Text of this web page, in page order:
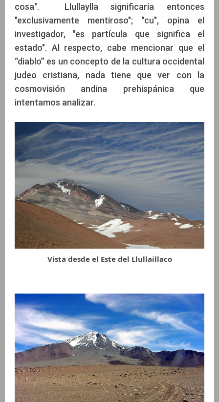
cosa". Llullaylla significaría entonces
"exclusivamente mentiroso"; "cu", opina el
investigador, "es partícula que significa el
estado". Al respecto, cabe mencionar que el
“diablo” es un concepto de la cultura occidental
judeo cristiana, nada tiene que ver con la
cosmovisión andina prehispánica que
intentamos analizar.
Vista desde el Este del Llullaillaco